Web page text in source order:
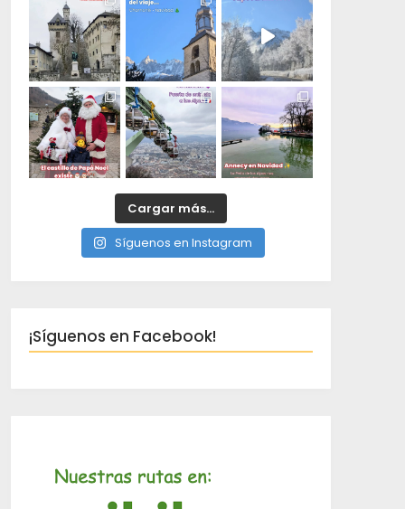
Cargar más...
Síguenos en Instagram
¡Síguenos en Facebook!